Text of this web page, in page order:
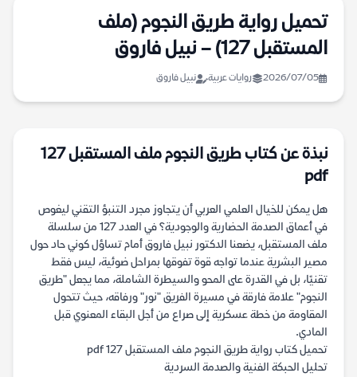
تحميل رواية طريق النجوم (ملف
المستقبل 127) – نبيل فاروق
2026/07/05 روايات عربية نبيل فاروق
نبذة عن كتاب طريق النجوم ملف المستقبل 127
pdf
هل يمكن للخيال العلمي العربي أن يتجاوز مجرد التنبؤ التقني ليغوص
في أعماق الصدمة الحضارية والوجودية؟ في العدد 127 من سلسلة
ملف المستقبل، يضعنا الدكتور نبيل فاروق أمام تساؤل كوني حاد حول
مصير البشرية عندما تواجه قوة تفوقها بمراحل ضوئية، ليس فقط
تقنيًا، بل في القدرة على المحو والسيطرة الشاملة، مما يجعل "طريق
النجوم" علامة فارقة في مسيرة الفريق "نور" ورفاقه، حيث تتحول
المقاومة من خطة عسكرية إلى صراع من أجل البقاء المعنوي قبل
المادي.
تحميل كتاب رواية طريق النجوم ملف المستقبل 127 pdf
تحليل الحبكة الفنية والصدمة السردية